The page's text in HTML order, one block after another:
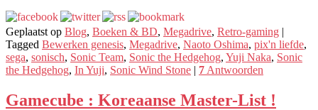
Geplaatst op Blog, Boeken & BD, Megadrive, Retro-gaming |
Tagged Bewerken genesis, Megadrive, Naoto Oshima, pix'n liefde,
sega, sonisch, Sonic Team, Sonic the Hedgehog, Yuji Naka, Sonic
the Hedgehog, In Yuji, Sonic Wind Stone | 7 Antwoorden
Gamecube : Koreaanse Master-List !